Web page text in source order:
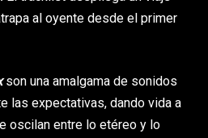
al oyente desde el primer
son una amalgama de sonidos
las expectativas, dando vida a
oscilan entre lo etéreo y lo